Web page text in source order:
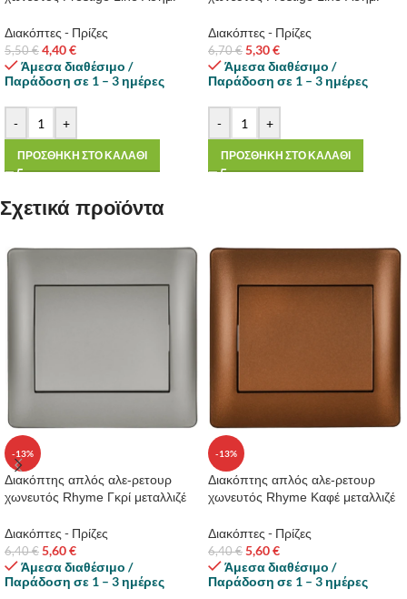
Διακόπτες - Πρίζες
5,50€ 4,40€
Άμεσα διαθέσιμο /
Παράδοση σε 1 – 3 ημέρες
- +
ΠΡΟΣΘΗΚΗ ΣΤΟ ΚΑΛΑΘΙ
Διακόπτες - Πρίζες
6,70€ 5,30€
Άμεσα διαθέσιμο /
Παράδοση σε 1 – 3 ημέρες
- +
ΠΡΟΣΘΗΚΗ ΣΤΟ ΚΑΛΑΘΙ
Σχετικά προϊόντα
-13%
Διακόπτης απλός αλε-ρετουρ
χωνευτός Rhyme Γκρί μεταλλιζέ
Διακόπτες - Πρίζες
6,40€ 5,60€
Άμεσα διαθέσιμο /
Παράδοση σε 1 – 3 ημέρες
-13%
Διακόπτης απλός αλε-ρετουρ
χωνευτός Rhyme Καφέ μεταλλιζέ
Διακόπτες - Πρίζες
6,40€ 5,60€
Άμεσα διαθέσιμο /
Παράδοση σε 1 – 3 ημέρες